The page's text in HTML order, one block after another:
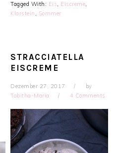
Tagged With: Eis, Eiscreme,
Klarstein , Sommer
STRACCIATELLA
EISCREME
Dezember 27, 2017
by
Tabitha-Maria
4 Comments